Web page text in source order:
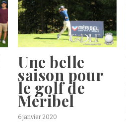
Une belle
saison pour
le golf de
Méribel
6 janvier 2020